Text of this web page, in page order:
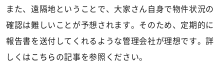
また、遠隔地ということで、大家さん自身で物件状況の
確認は難しいことが予想されます。そのため、定期的に
報告書を送付してくれるような管理会社が理想です。詳
しくは こちら の記事を参照ください。